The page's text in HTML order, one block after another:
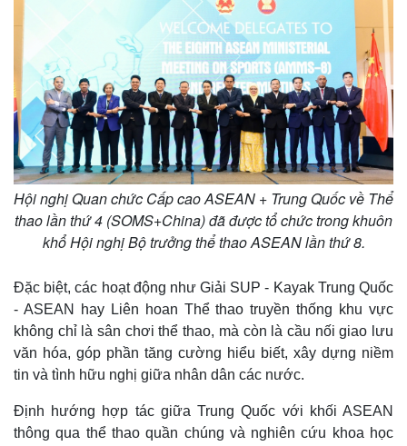
Quan sát
Cuộc sống đó đây
Hồ sơ
Video
Ảnh
E-Magazine
Infographic
Hội nghị Quan chức Cấp cao ASEAN + Trung Quốc về Thể
thao lần thứ 4 (SOMS+China) đã được tổ chức trong khuôn
khổ Hội nghị Bộ trưởng thể thao ASEAN lần thứ 8.
Đặc biệt, các hoạt động như Giải SUP - Kayak Trung Quốc
- ASEAN hay Liên hoan Thể thao truyền thống khu vực
không chỉ là sân chơi thể thao, mà còn là cầu nối giao lưu
văn hóa, góp phần tăng cường hiểu biết, xây dựng niềm
tin và tình hữu nghị giữa nhân dân các nước.
Định hướng hợp tác giữa Trung Quốc với khối ASEAN
thông qua thể thao quần chúng và nghiên cứu khoa học